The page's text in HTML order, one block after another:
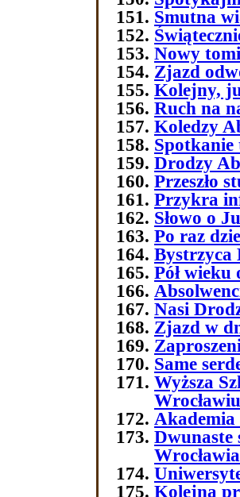
Smutna
Nowy
Zjazd
Kolejny,
Ruch na
Koledzy
Spotkanie
Drodzy
Przeszło
Przykra
Słowo o
Po raz
Bystrzyca
Pół
Nasi
Zjazd w
Same
Wyższa
Wrocławiu
Dwunaste
Wrocławia
Kolejna